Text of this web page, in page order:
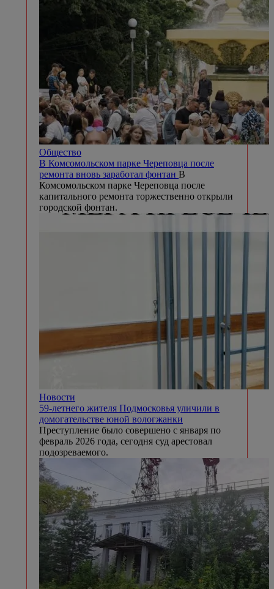
Общество
В Комсомольском парке Череповца после
ремонта вновь заработал фонтан В
Комсомольском парке Череповца после
капитального ремонта торжественно открыли
городской фонтан.
Новости
59-летнего жителя Подмосковья уличили в
домогательстве юной вологжанки
Преступление было совершено с января по
февраль 2026 года, сегодня суд арестовал
подозреваемого.